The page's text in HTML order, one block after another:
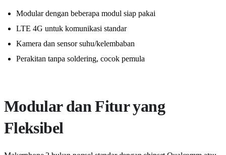
Modular dengan beberapa modul siap pakai
LTE 4G untuk komunikasi standar
Kamera dan sensor suhu/kelembaban
Perakitan tanpa soldering, cocok pemula
Modular dan Fitur yang
Fleksibel